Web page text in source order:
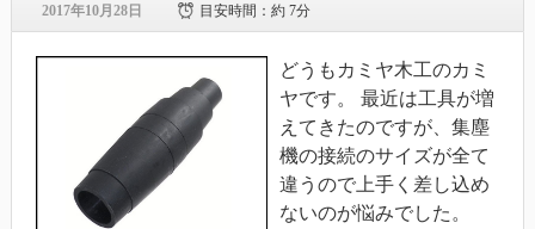
2017年10月28日 目安時間：約 7分
どうもカミヤ木工のカミ
ヤです。 最近は工具が増
えてきたのですが、集塵
機の接続のサイズが全て
違うので上手く差し込め
ないのが悩みでした。